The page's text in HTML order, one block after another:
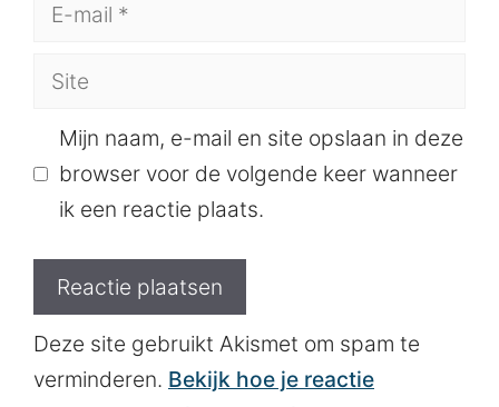
Site
Mijn naam, e-mail en site opslaan in deze
browser voor de volgende keer wanneer
ik een reactie plaats.
Deze site gebruikt Akismet om spam te
verminderen. Bekijk hoe je reactie